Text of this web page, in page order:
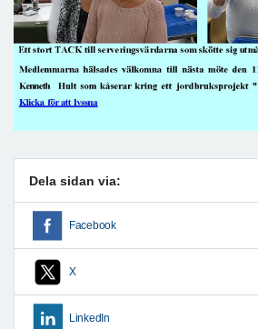
Dela sidan via:
Facebook
X
LinkedIn